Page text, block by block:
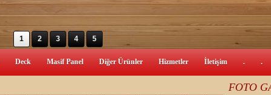
1 2 3 4 5
Deck Masif Panel Diğer Ürünler Hizmetler İletişim . .
FOTO